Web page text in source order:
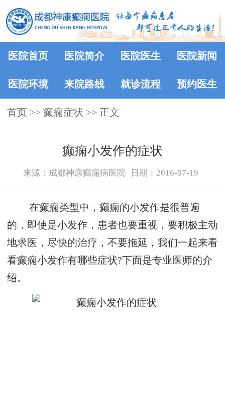
医院首页 医院简介 医院医生 医院新闻
医院环境 来院路线 就诊流程 预约医生
首页 >> 癫痫症状 >> 正文
癫痫小发作的症状
来源：成都神康癫痫病医院 日期：2016-07-19
在癫痫类型中，癫痫的小发作是很普遍
的，即使是小发作，患者也要重视，要积极主动
地求医，尽快的治疗，不要拖延，我们一起来看
看癫痫小发作有哪些症状?下面是专业医师的介
绍。